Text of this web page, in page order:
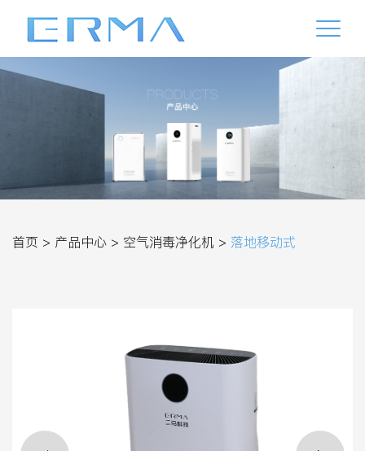
首页 > 产品中心 > 空气消毒净化机 > 落地移动式